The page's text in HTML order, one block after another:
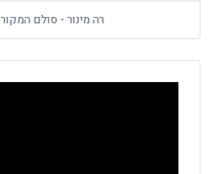
רה מינור - סולם המקור